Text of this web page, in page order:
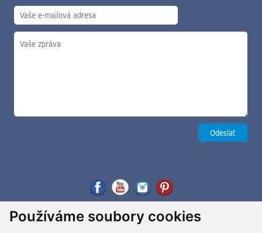
Používáme soubory cookies